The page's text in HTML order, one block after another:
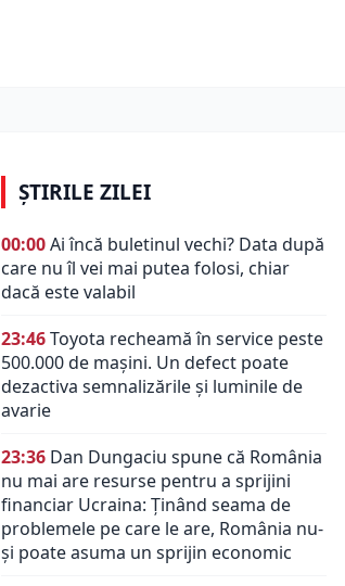
ȘTIRILE ZILEI
00:00Ai încă buletinul vechi? Data după
care nu îl vei mai putea folosi, chiar
dacă este valabil
23:46Toyota recheamă în service peste
500.000 de mașini. Un defect poate
dezactiva semnalizările și luminile de
avarie
23:36 Dan Dungaciu spune că România
nu mai are resurse pentru a sprijini
financiar Ucraina: Ținând seama de
problemele pe care le are, România nu-
și poate asuma un sprijin economic